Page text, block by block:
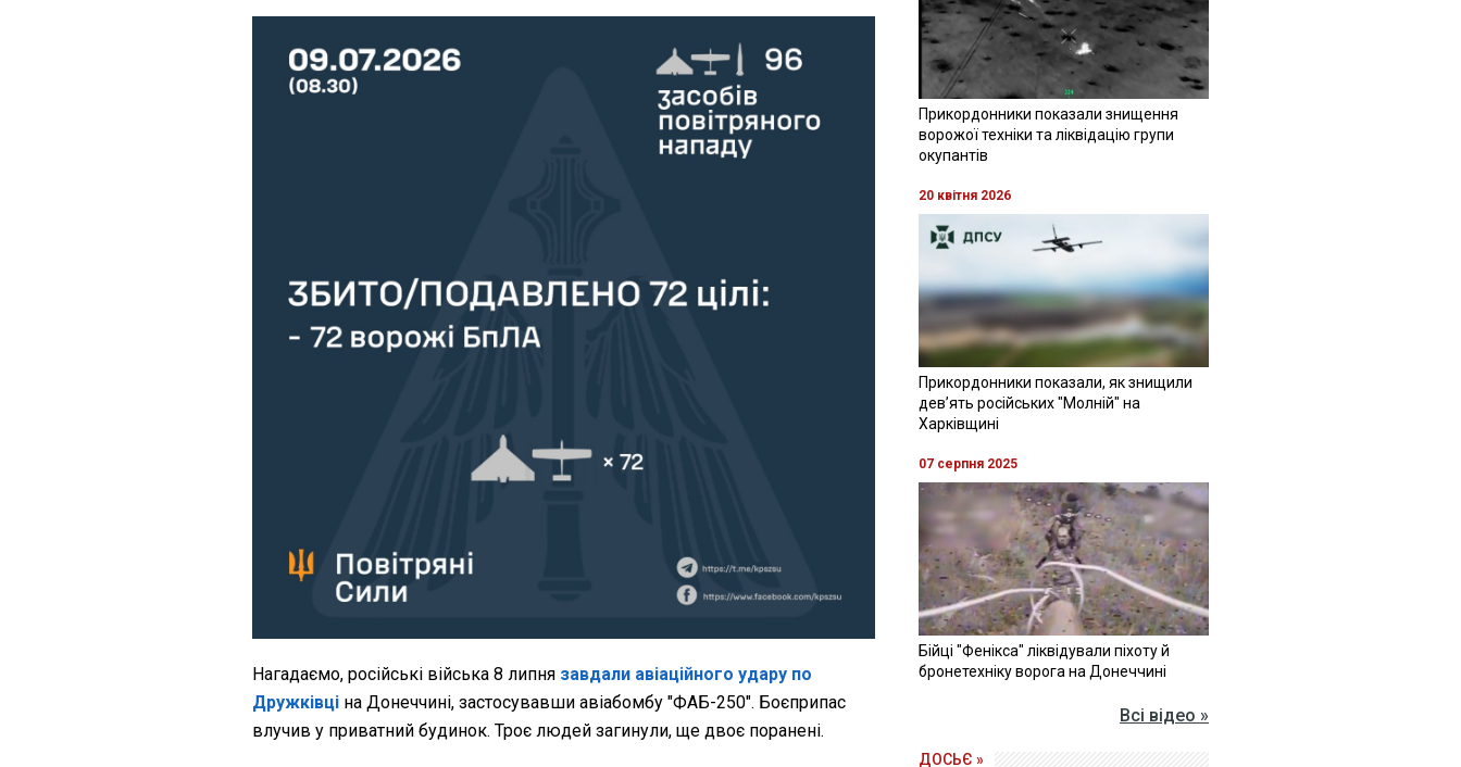
Нагадаємо, російські війська 8 липня завдали авіаційного удару по
Дружківці на Донеччині, застосувавши авіабомбу "ФАБ-250". Боєприпас
влучив у приватний будинок. Троє людей загинули, ще двоє поранені.
Прикордонники показали знищення
ворожої техніки та ліквідацію групи
окупантів
20 квітня 2026
Прикордонники показали, як знищили
девʼять російських "Молній" на
Харківщині
07 серпня 2025
Бійці "Фенікса" ліквідували піхоту й
бронетехніку ворога на Донеччині
Всі відео »
ДОСЬЄ »